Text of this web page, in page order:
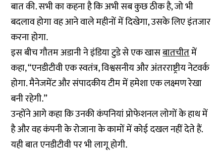
बात की. सभी का कहना है कि अभी सब कुछ ठीक है, जो भी
बदलाव होगा वह आने वाले महीनों में दिखेगा, उसके लिए इंतजार
करना होगा.
इस बीच गौतम अडानी ने इंडिया टुडे से एक खासबातचीतमें
कहा, “एनडीटीवी एक स्वतंत्र, विश्वसनीय और अंतरराष्ट्रीय नेटवर्क
होगा. मैनेजमेंट और संपादकीय टीम में हमेशा एक लक्ष्मण रेखा
बनी रहेगी.”
उन्होंने आगे कहा कि उनकी कंपनियां प्रोफेशनल लोगों के हाथ में
है और वह कंपनी के रोजाना के कामों में कोई दखल नहीं देते हैं.
यही बात एनडीटीवी पर भी लागू होगी.